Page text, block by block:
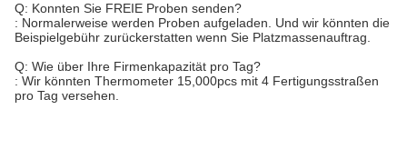
Q: Konnten Sie FREIE Proben senden?
: Normalerweise werden Proben aufgeladen. Und wir könnten die
Beispielgebühr zurückerstatten wenn Sie Platzmassenauftrag.
Q: Wie über Ihre Firmenkapazität pro Tag?
: Wir könnten Thermometer 15,000pcs mit 4 Fertigungsstraßen
pro Tag versehen.